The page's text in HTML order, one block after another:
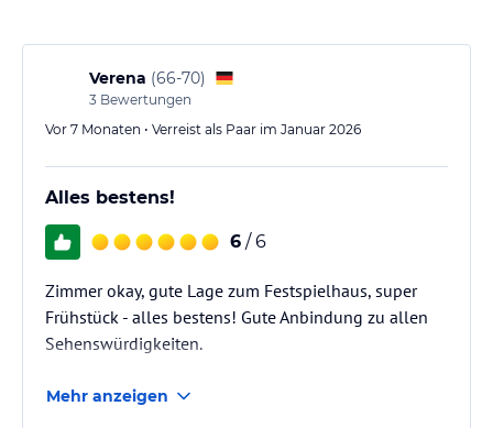
Verena (66-70)
3 Bewertungen
Vor 7 Monaten • Verreist als Paar im Januar 2026
Alles bestens!
6 / 6
Zimmer okay, gute Lage zum Festspielhaus, super
Frühstück - alles bestens! Gute Anbindung zu allen
Sehenswürdigkeiten.
Mehr anzeigen